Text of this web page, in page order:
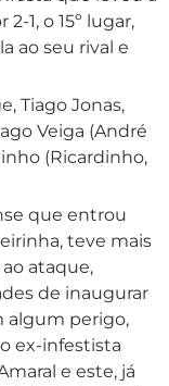
1, o 15º lugar,
ao seu rival e
Tiago Jonas,
Veiga (André
(Ricardinho,
que entrou
teve mais
ataque,
de inaugurar
algum perigo,
ex-infestista
e este, já